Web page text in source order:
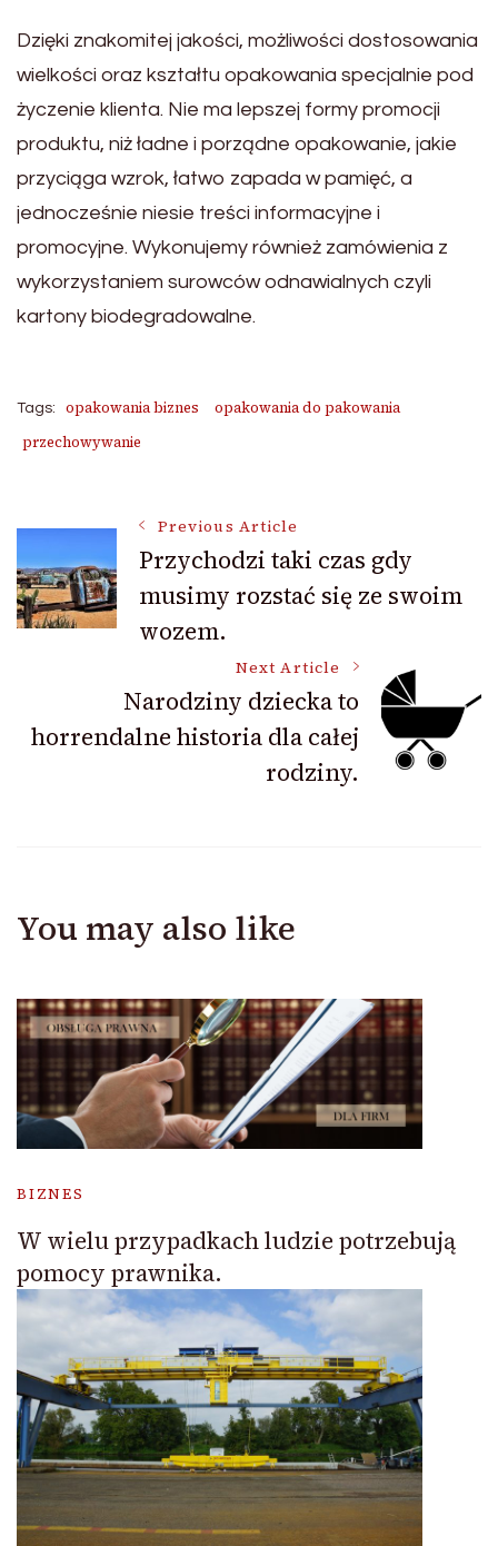
Dzięki znakomitej jakości, możliwości dostosowania
wielkości oraz kształtu opakowania specjalnie pod
życzenie klienta. Nie ma lepszej formy promocji
produktu, niż ładne i porządne opakowanie, jakie
przyciąga wzrok, łatwo zapada w pamięć, a
jednocześnie niesie treści informacyjne i
promocyjne. Wykonujemy również zamówienia z
wykorzystaniem surowców odnawialnych czyli
kartony biodegradowalne.
Tags: opakowania biznes
opakowania do pakowania
przechowywanie
Post
Navigation
Previous Article
Przychodzi taki czas gdy
musimy rozstać się ze swoim
wozem.
Next Article
Narodziny dziecka to
horrendalne historia dla całej
rodziny.
You may also like
BIZNES
W wielu przypadkach ludzie potrzebują
pomocy prawnika.